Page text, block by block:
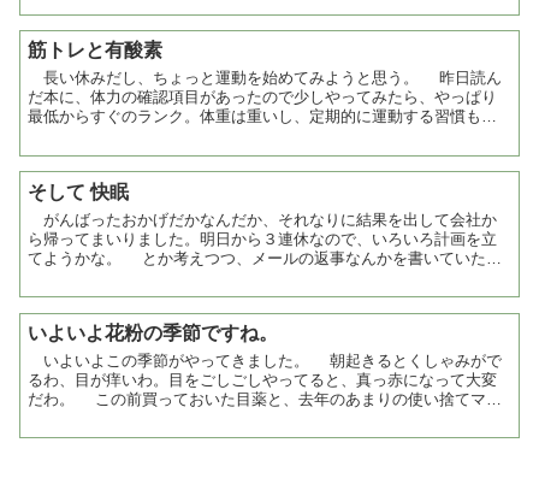
筋トレと有酸素
長い休みだし、ちょっと運動を始めてみようと思う。 昨日読ん
だ本に、体力の確認項目があったので少しやってみたら、やっぱり
最低からすぐのランク。体重は重いし、定期的に運動する習慣もな
そして 快眠
がんばったおかげだかなんだか、それなりに結果を出して会社か
ら帰ってまいりました。明日から３連休なので、いろいろ計画を立
てようかな。 とか考えつつ、メールの返事なんかを書いていたら
いよいよ花粉の季節ですね。
いよいよこの季節がやってきました。 朝起きるとくしゃみがで
るわ、目が痒いわ。目をごしごしやってると、真っ赤になって大変
だわ。 この前買っておいた目薬と、去年のあまりの使い捨てマス